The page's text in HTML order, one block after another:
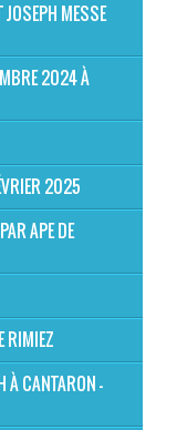
JOSEPH MESSE
2024 À
2025
APE DE
RIMIEZ
À CANTARON -